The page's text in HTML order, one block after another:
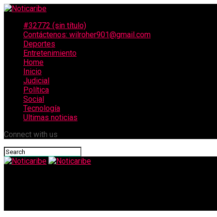
#32772 (sin título)
Contáctenos: wilroher901@gmail.com
Deportes
Entretenimiento
Home
Inicio
Judicial
Política
Social
Tecnología
Ultimas noticias
Connect with us